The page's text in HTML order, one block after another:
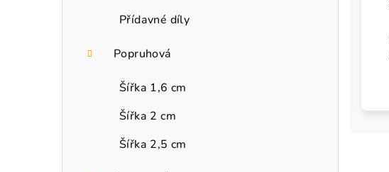
Přídavné díly
Popruhová
Šířka 1,6 cm
Šířka 2 cm
Šířka 2,5 cm